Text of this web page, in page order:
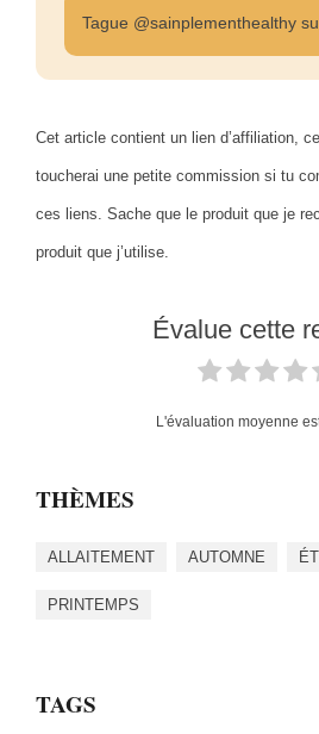
Tague @sainplementhealthy
Cet article contient un lien d’affiliation,
toucherai une petite commission si tu
ces liens. Sache que le produit que je
produit que j’utilise.
Évalue cette
L'évaluation moyenne
THÈMES
ALLAITEMENT AUTOMNE
PRINTEMPS
TAGS